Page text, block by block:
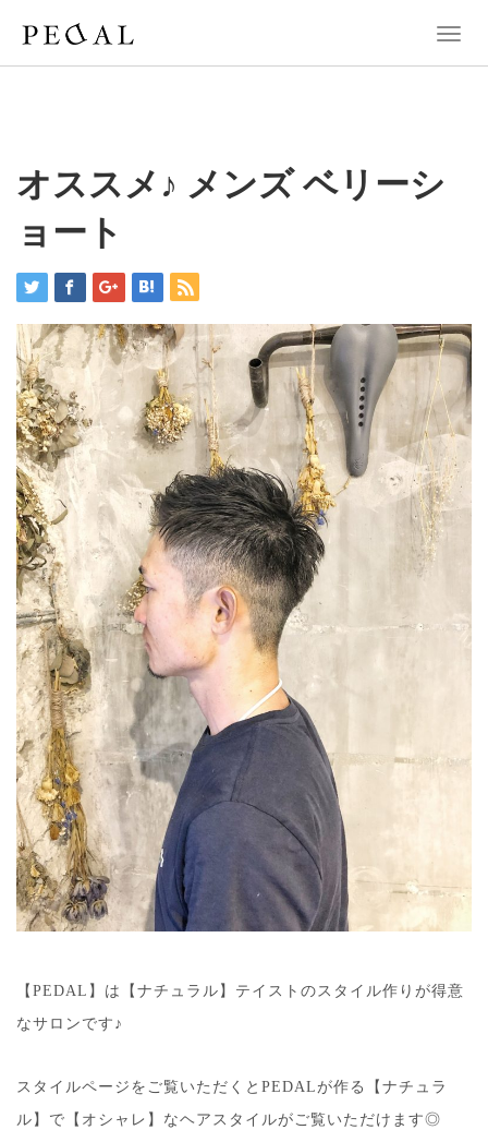
T
o
n
オススメ♪ メンズ ベリーシ
ョート
【PEDAL】は【ナチュラル】テイストのスタイル作りが得意
なサロンです♪
スタイルページをご覧いただくとPEDALが作る【ナチュラ
ル】で【オシャレ】なヘアスタイルがご覧いただけます◎